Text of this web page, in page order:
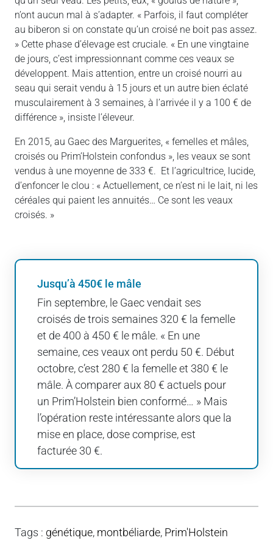
n’ont aucun mal à s’adapter. « Parfois, il faut compléter
au biberon si on constate qu’un croisé ne boit pas assez.
» Cette phase d’élevage est cruciale. « En une vingtaine
de jours, c’est impressionnant comme ces veaux se
développent. Mais attention, entre un croisé nourri au
seau qui serait vendu à 15 jours et un autre bien éclaté
musculairement à 3 semaines, à l’arrivée il y a 100 € de
différence », insiste l’éleveur.
En 2015, au Gaec des Marguerites, « femelles et mâles,
croisés ou Prim’Holstein confondus », les veaux se sont
vendus à une moyenne de 333 €. Et l’agricultrice, lucide,
d’enfoncer le clou : « Actuellement, ce n’est ni le lait, ni les
céréales qui paient les annuités… Ce sont les veaux
croisés. »
Jusqu’à 450€ le mâle
Fin septembre, le Gaec vendait ses
croisés de trois semaines 320 € la femelle
et de 400 à 450 € le mâle. « En une
semaine, ces veaux ont perdu 50 €. Début
octobre, c’est 280 € la femelle et 380 € le
mâle. À comparer aux 80 € actuels pour
un Prim’Holstein bien conformé… » Mais
l’opération reste intéressante alors que la
mise en place, dose comprise, est
facturée 30 €.
Tags : génétique, montbéliarde, Prim'Holstein